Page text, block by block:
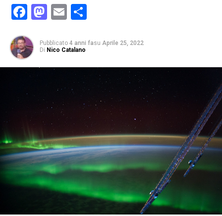
Facebook
Mastodon
EmailCondividi
Pubblicato 4 anni fasu Aprile 25, 2022
Di Nico Catalano